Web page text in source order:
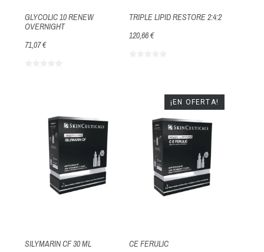
GLYCOLIC 10 RENEW
OVERNIGHT
71,07 €
TRIPLE LIPID RESTORE 2:4:2
120,66 €
SILYMARIN CF 30 ML
CE FERULIC
¡EN OFERTA!